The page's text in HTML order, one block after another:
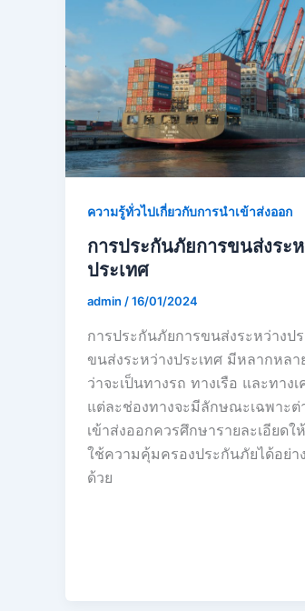
ความรู้ทั่วไปเกี่ยวกับการนำเข้าส่งออก
การประกันภัยการขนส่งระ
ประเทศ
admin /16/01/2024
การประกันภัยการขนส่งระหว่างป
ขนส่งระหว่างประเทศ มีหลากหลา
ว่าจะเป็นทางรถ ทางเรือ และทาง
แต่ละช่องทางจะมีลักษณะเฉพาะต่
เข้าส่งออกควรศึกษารายละเอียดใ
ใช้ความคุ้มครองประกันภัยได้อย่า
ด้วย